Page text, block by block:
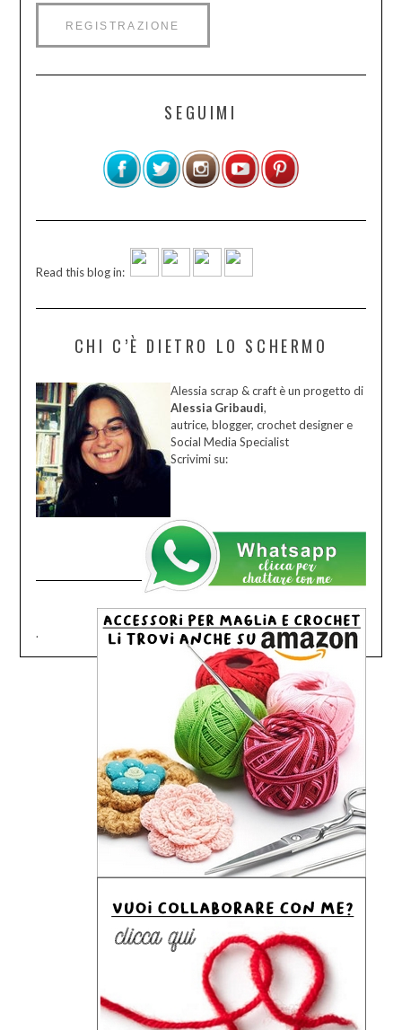
SEGUIMI
Read this blog in:
CHI C’È DIETRO LO SCHERMO
Alessia scrap & craft è un progetto di
Alessia Gribaudi,
autrice, blogger, crochet designer e
Social Media Specialist
Scrivimi su:
.